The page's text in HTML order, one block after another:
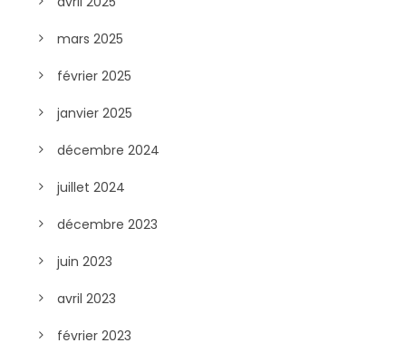
mars 2025
février 2025
janvier 2025
décembre 2024
juillet 2024
décembre 2023
juin 2023
avril 2023
février 2023